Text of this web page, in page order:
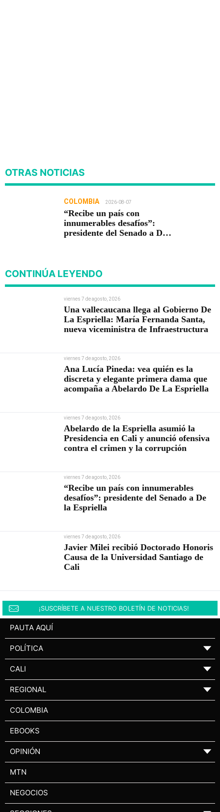
OTRAS NOTICIAS
COLOMBIA 2026-08-07
“Recibe un país con
innumerables desafíos”:
presidente del Senado a De
CONTINÚA LEYENDO
viernes 7 de agosto, 2026
Una vallecaucana llega al Gobierno De
La Espriella: María Fernanda Santa,
nueva viceministra de Infraestructura
viernes 7 de agosto, 2026
Ana Lucía Pineda: vea quién es la
discreta y elegante primera dama que
acompaña a Abelardo De La Espriella
viernes 7 de agosto, 2026
Abelardo de la Espriella asumió la
Presidencia en Cali y anunció ofensiva
contra el crimen y la corrupción
viernes 7 de agosto, 2026
“Recibe un país con innumerables
desafíos”: presidente del Senado a De
la Espriella
viernes 7 de agosto, 2026
Javier Milei recibió Doctorado Honoris
Causa de la Universidad Santiago de
Cali
¡SUSCRÍBETE A NUESTRO BOLETÍN DE NOTICIAS!
PAUTA AQUÍ
POLÍTICA ▼
CALI ▼
REGIONAL ▼
COLOMBIA
EBOOKS
OPINIÓN ▼
MTN
NEGOCIOS